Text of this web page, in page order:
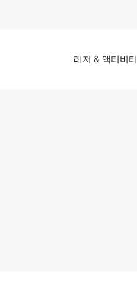
레저 & 액티비티